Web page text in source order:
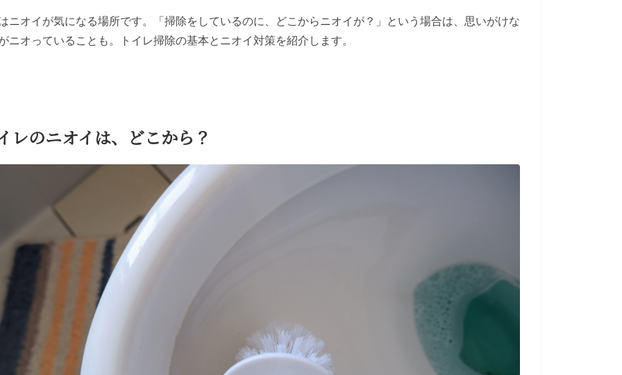
ニオイが気になる場所です。「掃除をしているのに、どこからニオイが？」という場合は、思いがけな
ニオっていることも。トイレ掃除の基本とニオイ対策を紹介します。
レのニオイは、どこから？